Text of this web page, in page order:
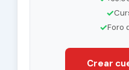
✓
✓Foro
Crear